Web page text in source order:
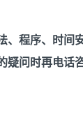
、程序、时
疑问时再电话